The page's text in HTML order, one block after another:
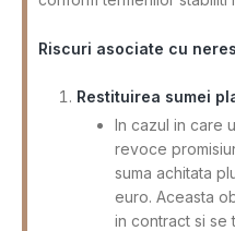
Riscuri asociate cu
Restituirea sumei
In cazul in care
revoce
suma achitata
euro. Aceasta
in contract si se